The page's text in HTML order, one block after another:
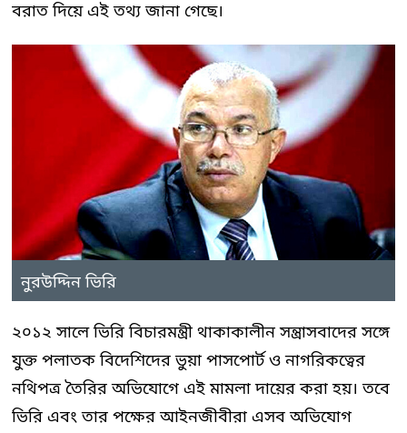
বরাত দিয়ে এই তথ্য জানা গেছে।
নুরউদ্দিন ভিরি
২০১২ সালে ভিরি বিচারমন্ত্রী থাকাকালীন সন্ত্রাসবাদের সঙ্গে
যুক্ত পলাতক বিদেশিদের ভুয়া পাসপোর্ট ও নাগরিকত্বের
নথিপত্র তৈরির অভিযোগে এই মামলা দায়ের করা হয়। তবে
ভিরি এবং তার পক্ষের আইনজীবীরা এসব অভিযোগ